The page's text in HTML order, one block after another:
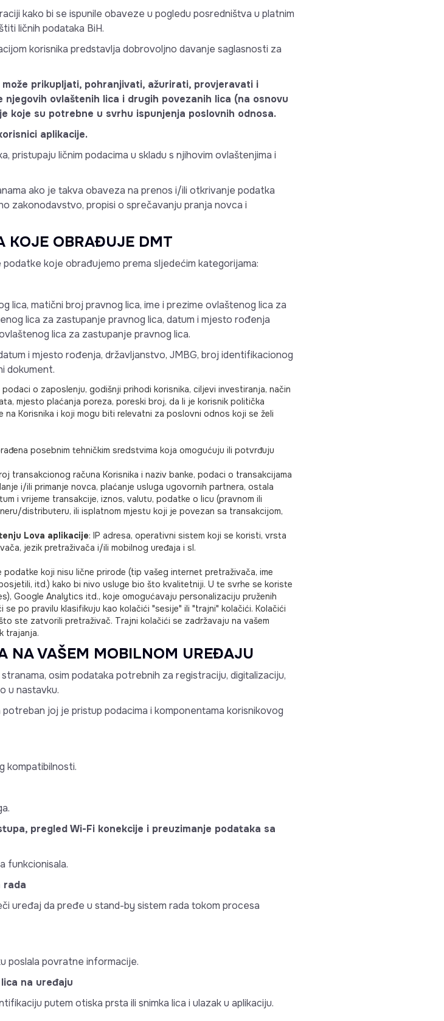
kako bi se ispunile obaveze u pogledu posredništva u platnim
ličnih podataka BiH.
korisnika predstavlja dobrovoljno davanje saglasnosti za
prikupljati, pohranjivati, ažurirati, provjeravati i
ovlaštenih lica i drugih povezanih lica (na osnovu
koje su potrebne u svrhu ispunjenja poslovnih odnosa.
aplikacije.
pristupaju ličnim podacima u skladu s njihovim ovlaštenjima i
ako je takva obaveza na prenos i/ili otkrivanje podatka
zakonodavstvo, propisi o sprečavanju pranja novca i
KOJE OBRAĐUJE DMT
koje obrađujemo prema sljedećim kategorijama:
lica, matični broj pravnog lica, ime i prezime ovlaštenog lica za
lica za zastupanje pravnog lica, datum i mjesto rođenja
lica za zastupanje pravnog lica.
i mjesto rođenja, državljanstvo, JMBG, broj identifikacionog
dokument.
o zaposlenju, godišnji prihodi korisnika, ciljevi investiranja, način
mjesto plaćanja poreza, poreski broj, da li je korisnik politička
Korisnika i koji mogu biti relevatni za poslovni odnos koji se želi
posebnim tehničkim sredstvima koja omogućuju ili potvrđuju
transakcionog računa Korisnika i naziv banke, podaci o transakcijama
i/ili primanje novca, plaćanje usluga ugovornih partnera, ostala
i vrijeme transakcije, iznos, valutu, podatke o licu (pravnom ili
distributeru, ili isplatnom mjestu koji je povezan sa transakcijom,
Lova aplikacije: IP adresa, operativni sistem koji se koristi, vrsta
jezik pretraživača i/ili mobilnog uređaja i sl.
podatke koji nisu lične prirode (tip vašeg internet pretraživača, ime
itd.) kako bi nivo usluge bio što kvalitetniji. U te svrhe se koriste
Google Analytics itd., koje omogućavaju personalizaciju pruženih
po pravilu klasifikuju kao kolačići "sesije" ili "trajni" kolačići. Kolačići
ste zatvorili pretraživač. Trajni kolačići se zadržavaju na vašem
trajanja.
NA VAŠEM MOBILNOM UREĐAJU
osim podataka potrebnih za registraciju, digitalizaciju,
u nastavku.
joj je pristup podacima i komponentama korisnikovog
kompatibilnosti.
pregled Wi-Fi konekcije i preuzimanje podataka sa
funkcionisala.
rada
uređaj da pređe u stand-by sistem rada tokom procesa
poslala povratne informacije.
na uređaju
putem otiska prsta ili snimka lica i ulazak u aplikaciju.